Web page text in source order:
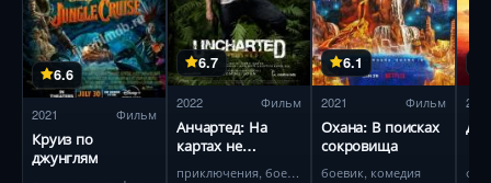
6.6
2021 Фильм
Круиз по
джунглям
6.7
2022 Фильм
Анчартед: На
картах не
6.1
2021 Фильм
Охана: В поисках
сокровища
боевик, комедия
2012